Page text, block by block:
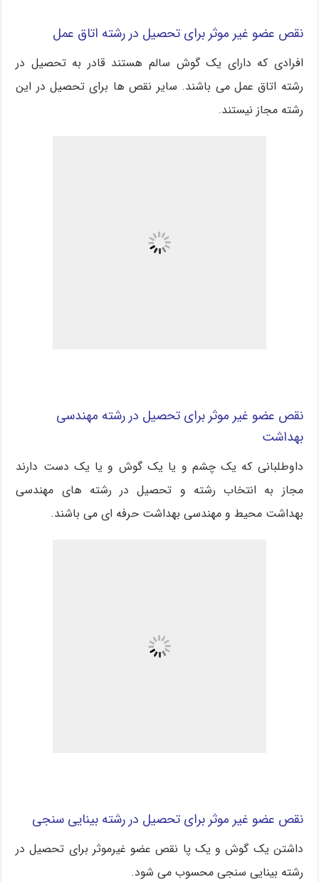
نقص عضو غیر موثر برای تحصیل در رشته اتاق عمل
افرادی که دارای یک گوش سالم هستند قادر به تحصیل در
رشته اتاق عمل می باشند. سایر نقص ها برای تحصیل در این
رشته مجاز نیستند.
نقص عضو غیر موثر برای تحصیل در رشته مهندسی
بهداشت
داوطلبانی که یک چشم و یا یک گوش و یا یک دست دارند
مجاز به انتخاب رشته و تحصیل در رشته های مهندسی
بهداشت محیط و مهندسی بهداشت حرفه ای می باشند.
نقص عضو غیر موثر برای تحصیل در رشته بینایی سنجی
داشتن یک گوش و یک پا نقص عضو غیرموثر برای تحصیل در
رشته بینایی سنجی محسوب می شود.